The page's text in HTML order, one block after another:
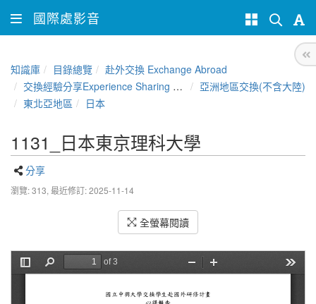
國際處影音
知識庫 目錄總覽
赴外交換 Exchange Abroad
交換經驗分享Experience Sharing of NCHU Exchange Program
亞洲地區交換(不含大陸)
東北亞地區
日本
1131_日本東京理科大學
分享
瀏覽: 313, 最近修訂: 2025-11-14
全螢幕閱讀